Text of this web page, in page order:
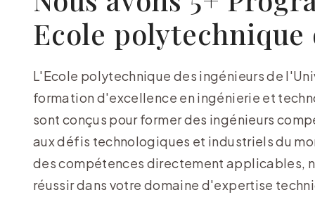
Ecole
L'Ecole polytechnique des ingénieurs de
formation d'excellence en ingénierie et
sont conçus pour former des ingénieurs
aux défis technologiques et industriels du
des compétences directement applicables,
réussir dans votre domaine d'expertise